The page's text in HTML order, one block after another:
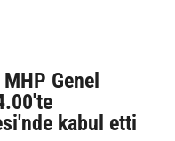
Genel
kabul etti